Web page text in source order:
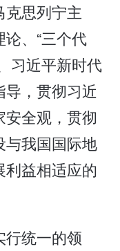
思列宁主
、“三个代
习近平新时代
，贯彻习近
全观，贯彻
与我国国际地
益相适应的
统一的领